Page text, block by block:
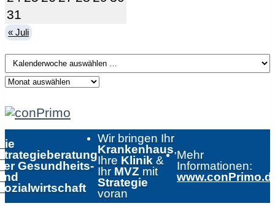
31
« Juli
Gesundheits-
Wir bringen Ihr
Krankenhaus,
Ihre Klinik &
Ihr MVZ mit
Strategie
voran
Mehr
Informationen: